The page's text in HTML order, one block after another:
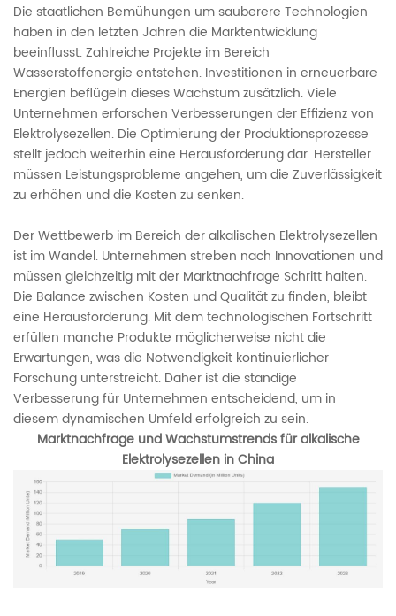
Die staatlichen Bemühungen um sauberere Technologien
haben in den letzten Jahren die Marktentwicklung
beeinflusst. Zahlreiche Projekte im Bereich
Wasserstoffenergie entstehen. Investitionen in erneuerbare
Energien beflügeln dieses Wachstum zusätzlich. Viele
Unternehmen erforschen Verbesserungen der Effizienz von
Elektrolysezellen. Die Optimierung der Produktionsprozesse
stellt jedoch weiterhin eine Herausforderung dar. Hersteller
müssen Leistungsprobleme angehen, um die Zuverlässigkeit
zu erhöhen und die Kosten zu senken.
Der Wettbewerb im Bereich der alkalischen Elektrolysezellen
ist im Wandel. Unternehmen streben nach Innovationen und
müssen gleichzeitig mit der Marktnachfrage Schritt halten.
Die Balance zwischen Kosten und Qualität zu finden, bleibt
eine Herausforderung. Mit dem technologischen Fortschritt
erfüllen manche Produkte möglicherweise nicht die
Erwartungen, was die Notwendigkeit kontinuierlicher
Forschung unterstreicht. Daher ist die ständige
Verbesserung für Unternehmen entscheidend, um in
diesem dynamischen Umfeld erfolgreich zu sein.
Marktnachfrage und Wachstumstrends für alkalische
Elektrolysezellen in China